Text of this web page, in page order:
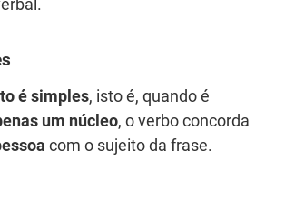
é simples, isto é, quando é
um núcleo, o verbo concorda
com o sujeito da frase.